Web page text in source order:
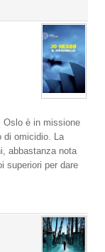
Oslo è in missione
di omicidio. La
abbastanza nota
superiori per dare